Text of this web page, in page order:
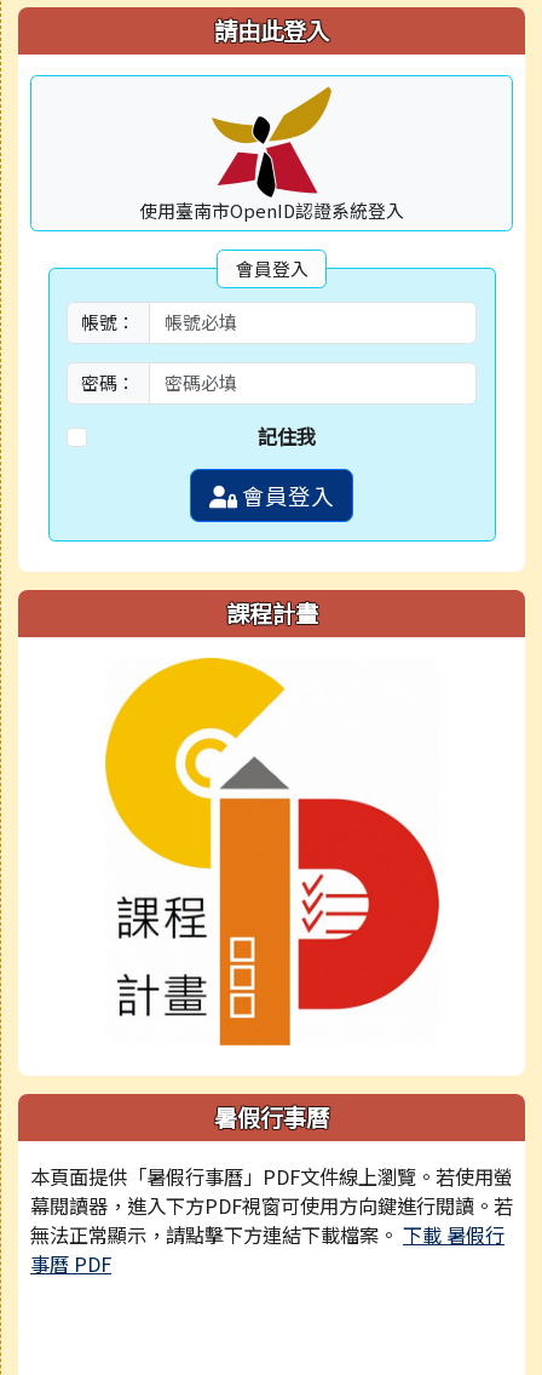
右邊區域內容 請由此登入
使用臺南市OpenID認證系統登入
會員登入
帳號：
密碼：
記住我
會員登入
課程計畫
暑假行事曆
本頁面提供「暑假行事曆」PDF文件線上瀏覽。若使用螢
幕閱讀器，進入下方PDF視窗可使用方向鍵進行閱讀。若
無法正常顯示，請點擊下方連結下載檔案。 下載 暑假行
事曆 PDF